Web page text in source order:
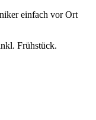
einfach vor Ort
Frühstück.